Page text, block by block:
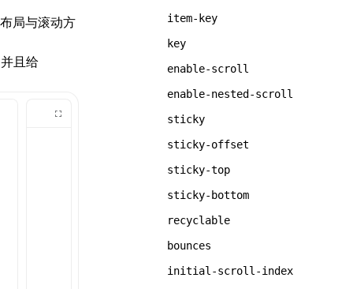
局与滚动方
且给
item-key
key
enable-scroll
enable-nested-scroll
sticky
sticky-offset
sticky-top
sticky-bottom
recyclable
bounces
initial-scroll-index